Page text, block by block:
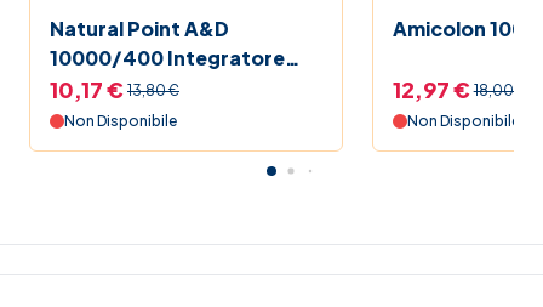
Natural Point A&D
10000/400 Integratore
Vitaminico 100 Capsule
10,17 € 13,80 €
Non Disponibile
Amicolon 100
12,97 € 18,00 €
Non Disponibile